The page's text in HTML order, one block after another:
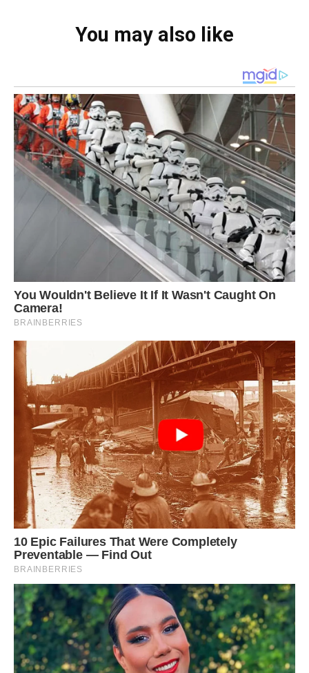
You may also like